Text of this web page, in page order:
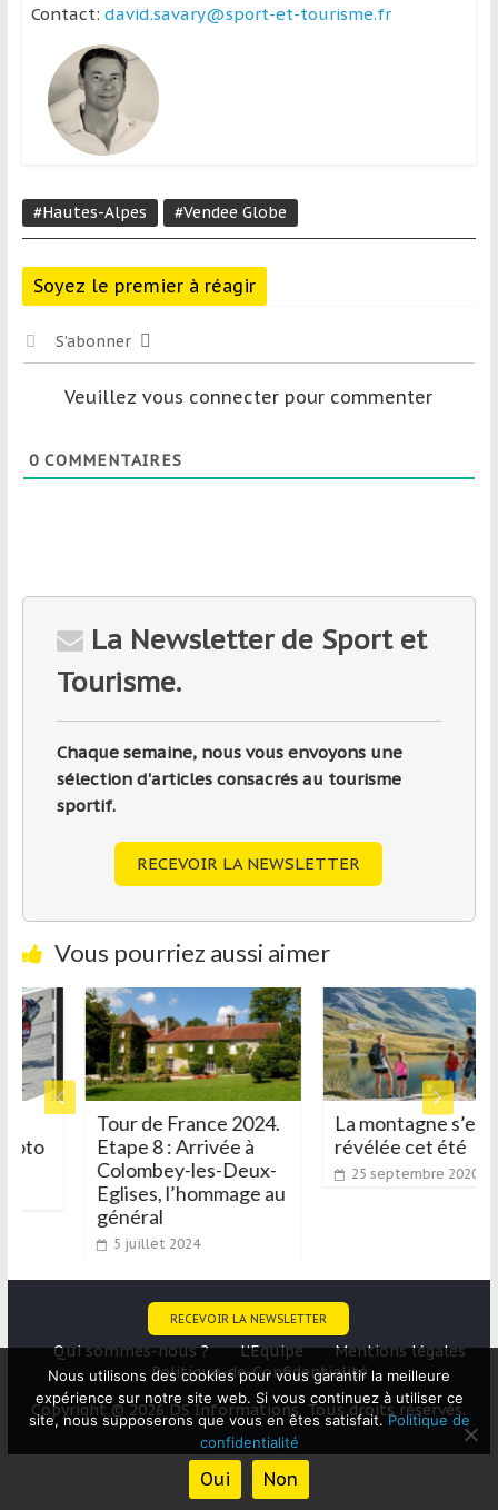
Contact: david.savary@sport-et-tourisme.fr
#Hautes-Alpes #Vendee Globe
Soyez le premier à réagir
S’abonner
Veuillez vous connecter pour commenter
0COMMENTAIRES
La Newsletter de Sport et
Tourisme.
Chaque semaine, nous vous envoyons une
sélection d'articles consacrés au tourisme
sportif.
RECEVOIR LA NEWSLETTER
Vous pourriez aussi aimer
Tour de France 2024.
Etape 8 : Arrivée à
Colombey-les-Deux-
Eglises, l’hommage au
général
5 juillet 2024
La montagne s’est
révélée cet été
25 septembre 2020
RECEVOIR LA NEWSLETTER
Qui sommes-nous ? L’Equipe
Mentions légales
Politique-de-Confidentialité
Copyright © 2026 DS Informations. Tous droits réservés.
Nous utilisons des cookies pour vous garantir la meilleure
expérience sur notre site web. Si vous continuez à utiliser ce
site, nous supposerons que vous en êtes satisfait.Politique de
confidentialité
Oui Non